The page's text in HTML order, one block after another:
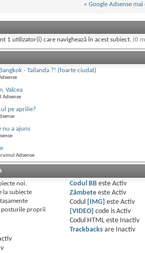
« Google Adsense mai
1 utilizator(i) care navighează în acest subiect. (0
- Tailanda ?! (foarte ciudat)
Valcea
Adsense
pe aprilie?
nu a ajuns
Adsense
noi.
la subiecte
posturile proprii
Codul BBeste Activ
Zâmbeteeste Activ
Codul
[IMG] este Activ
[VIDEO] code is Activ
Codul HTML este
Inactiv
Trackbacksare
Inactiv